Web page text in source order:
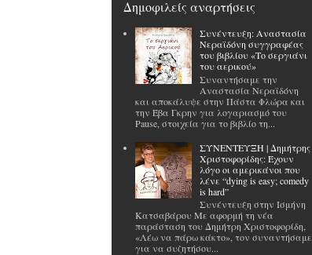
Δημοφιλείς αναρτήσεις
Συνέντευξη: Αναστασία
Νεραϊδόνη συγγραφέας
του βιβλίου «Το σεργιάνι
του αερικού»
Συναντήσαμε την
Αναστασία Νεραϊδόνη
και αποκάλυψε στην Πάστα Φλώρα και
την Έβα Γκρην για λογαριασμό του
Pause, στοιχεία για το βιβλίο τη...
ΣΥΝΕΝΤΕΥΞΗ | Δημήτρης
Χριστοφορίδης: Έχουν
λόγο οι αμερικάνοι που
λένε “dying is easy; comedy
is hard”
Συνέντευξη στην Ισμήνη
Κατσαβάρου Με αφορμή τη νέα
παράσταση του Δημήτρη Χριστοφορίδη,
«Λέω να πάρω κάκτο», τον συναντήσαμε
για να συζητήσου...